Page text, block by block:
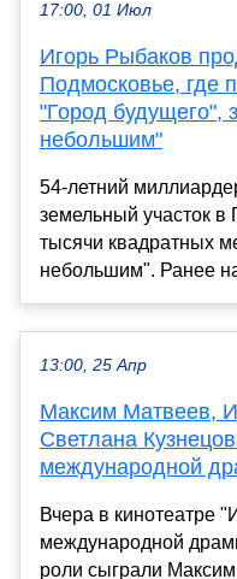
17:00, 01 Июл
Игорь Рыбаков
Подмосковье, где
"Город будущего",
небольшим"
54-летний
земельный участок
тысячи квадратных
небольшим". Ранее
13:00, 25 Апр
Максим Матвеев,
Светлана
международной
Вчера в кинотеатре
международной
роли сыграли